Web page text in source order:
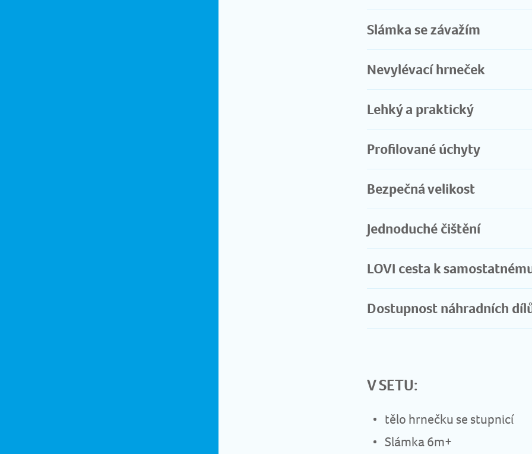
Slámka se závažím
Nevylévací hrneček
Lehký a praktický
Profilované úchyty
Bezpečná velikost
Jednoduché čištění
LOVI cesta k
Dostupnost náhradních
V SETU:
tělo hrnečku se stupnicí
Slámka 6m+